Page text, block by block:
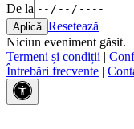
De la
Resetează
Niciun eveniment găsit.
Termeni și condiții |
Întrebări frecvente |